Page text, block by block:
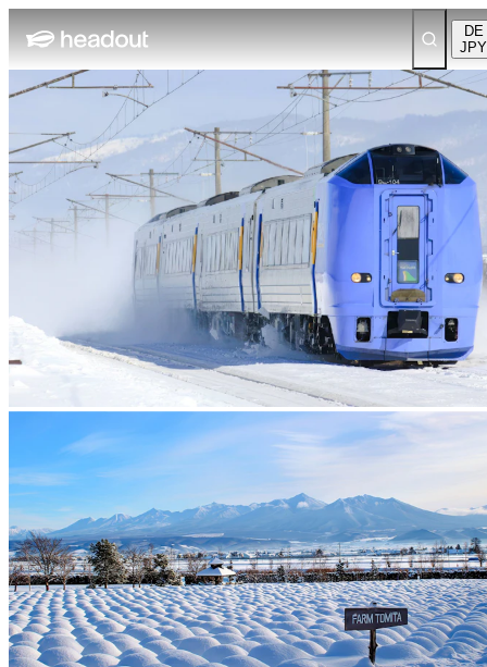
DE
JPY